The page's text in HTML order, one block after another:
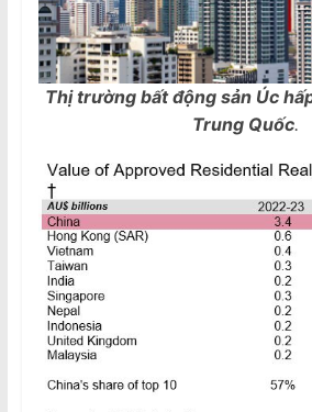
Thị trường bất động sản Úc
Trung Quốc.